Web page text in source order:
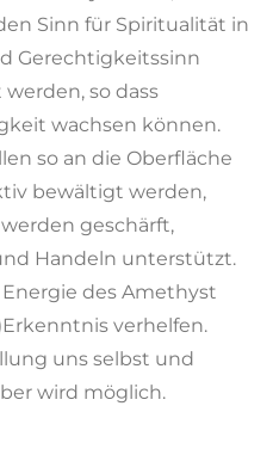
Sinn für Spiritualität in
Gerechtigkeitssinn
so dass
wachsen können.
so an die Oberfläche
bewältigt werden,
geschärft,
Handeln unterstützt.
des Amethyst
verhelfen.
uns selbst und
wird möglich.